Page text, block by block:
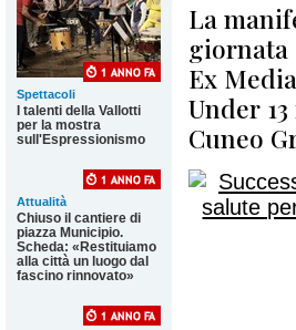
Spettacoli
I talenti della Vallotti
per la mostra
sull'Espressionismo
Attualità
Chiuso il cantiere di
piazza Municipio.
Scheda: «Restituiamo
alla città un luogo dal
fascino rinnovato»
La
giornata
Ex
Under
Cuneo